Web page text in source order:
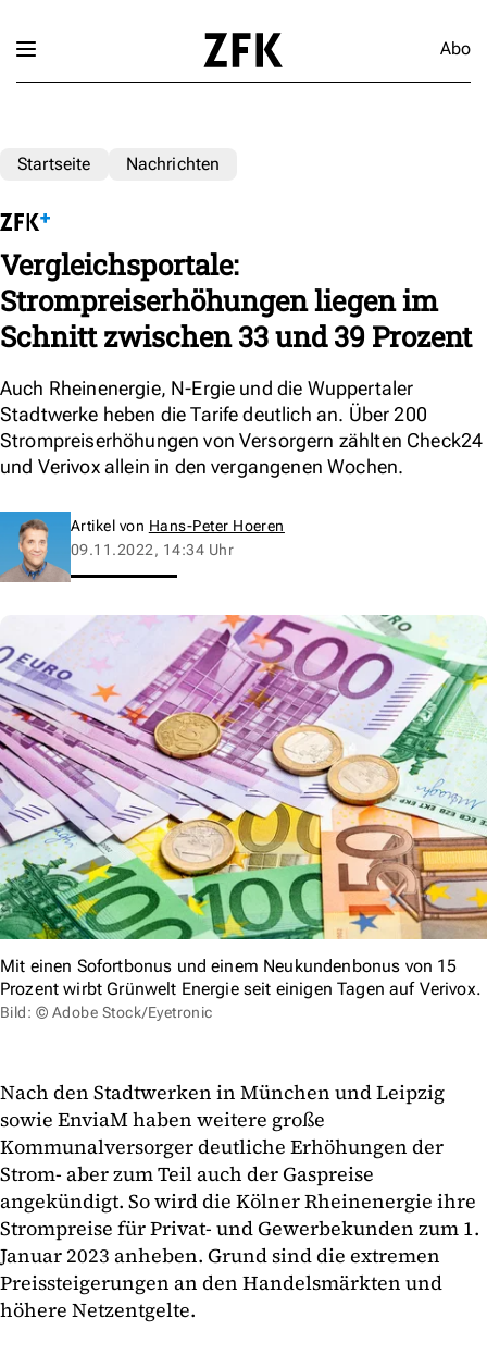
Abo
Startseite Nachrichten
Vergleichsportale:
Strompreiserhöhungen liegen im
Schnitt zwischen 33 und 39 Prozent
Auch Rheinenergie, N-Ergie und die Wuppertaler
Stadtwerke heben die Tarife deutlich an. Über 200
Strompreiserhöhungen von Versorgern zählten Check24
und Verivox allein in den vergangenen Wochen.
Artikel von Hans-Peter Hoeren
09.11.2022, 14:34 Uhr
Mit einen Sofortbonus und einem Neukundenbonus von 15
Prozent wirbt Grünwelt Energie seit einigen Tagen auf Verivox.
Bild: © Adobe Stock/Eyetronic
Nach den Stadtwerken in München und Leipzig
sowie EnviaM haben weitere große
Kommunalversorger deutliche Erhöhungen der
Strom- aber zum Teil auch der Gaspreise
angekündigt. So wird die Kölner Rheinenergie ihre
Strompreise für Privat- und Gewerbekunden zum 1.
Januar 2023 anheben. Grund sind die extremen
Preissteigerungen an den Handelsmärkten und
höhere Netzentgelte.